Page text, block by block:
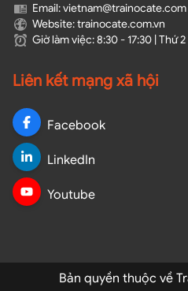
Email: vietnam@trainocate.com​
Website: trainocate.com.vn
Giờ làm việc: 8:30 - 17:30 | Thứ
Liên kết mạng xã hội
Facebook
LinkedIn
Youtube
Bản quyền thuộc về